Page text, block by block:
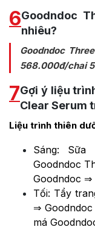
6Goodndoc
nhiêu?
Goodndoc
568.000đ/chai
7Gợi ý liệu
Clear Serum
Liệu trình thiên
Sáng:
Goodndoc
Goodndoc ⇒
Tối: Tẩy
⇒
má